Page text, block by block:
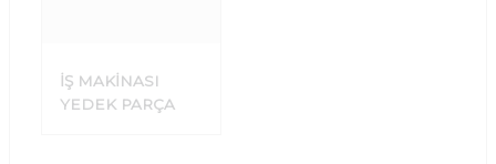
İŞ MAKİNASI
YEDEK PARÇA